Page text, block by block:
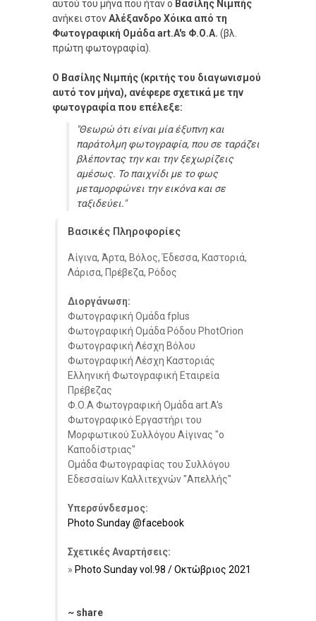
αυτού του μήνα που ήταν ο Βασίλης Νιμπής
ανήκει στονΑλέξανδρο Χόικα από τη
Φωτογραφική Ομάδα art.A's Φ.Ο.Α. (βλ.
πρώτη φωτογραφία).
Ο Βασίλης Νιμπής (κριτής του διαγωνισμού
αυτό τον μήνα), ανέφερε σχετικά με την
φωτογραφία που επέλεξε:
"Θεωρώ ότι είναι μία έξυπνη και
παράτολμη φωτογραφία, που σε ταράζει
βλέποντας την και την ξεχωρίζεις
αμέσως. Το παιχνίδι με το φως
μεταμορφώνει την εικόνα και σε
ταξιδεύει."
Βασικές Πληροφορίες
Αίγινα, Άρτα, Βόλος, Έδεσσα, Καστοριά,
Λάρισα, Πρέβεζα, Ρόδος
Διοργάνωση:
Φωτογραφική Ομάδα fplus
Φωτογραφική Ομάδα Ρόδου PhotOrion
Φωτογραφική Λέσχη Βόλου
Φωτογραφική Λέσχη Καστοριάς
Ελληνική Φωτογραφική Εταιρεία
Πρέβεζας
Φ.Ο.Α Φωτογραφική Ομάδα art.A's
Φωτογραφικό Εργαστήρι του
Μορφωτικού Συλλόγου Αίγινας "ο
Καποδίστριας"
Ομάδα Φωτογραφίας του Συλλόγου
Εδεσσαίων Καλλιτεχνών "Απελλής"
Υπερσύνδεσμος:
Photo Sunday @facebook
Σχετικές Αναρτήσεις:
Photo Sunday vol.98 / Οκτώβριος 2021
~ share